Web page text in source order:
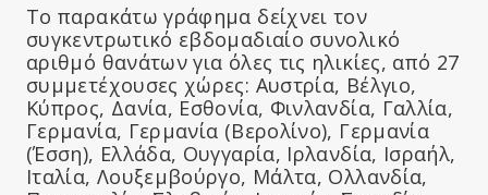
Το παρακάτω γράφημα δείχνει τον
συγκεντρωτικό εβδομαδιαίο συνολικό
αριθμό θανάτων για όλες τις ηλικίες, από 27
συμμετέχουσες χώρες: Αυστρία, Βέλγιο,
Κύπρος, Δανία, Εσθονία, Φινλανδία, Γαλλία,
Γερμανία, Γερμανία (Βερολίνο), Γερμανία
(Έσση), Ελλάδα, Ουγγαρία, Ιρλανδία, Ισραήλ,
Ιταλία, Λουξεμβούργο, Μάλτα, Ολλανδία,